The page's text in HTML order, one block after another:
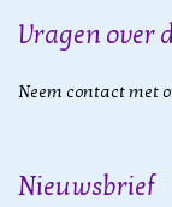
Vragen over
Neem contact met
Nieuwsbrief